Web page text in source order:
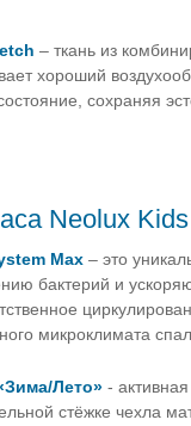
– ткань из
хороший
сохраняя
Neolux
Max – это
бактерий и
микроклимата
Лето» -
стёжке чехла